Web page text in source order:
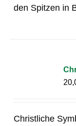
den Spitzen in
Christliche